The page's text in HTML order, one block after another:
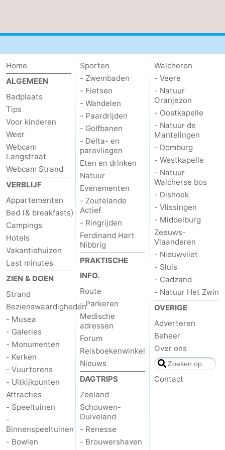
Schouwen
Natuur
Oranjezon
-
Oostkapelle
-
Natuur
de
Mantelingen
-
Domburg
-
Westkapelle
-
Natuur
Walcherse
bos
-
Dishoek
-
Vlissingen
-
Middelburg
Zeeuws-
Vlaanderen
-
Sluis
-
Cadzand
-
Natuur
Het
Weer
Contact
Home
ALGEMEEN
Badplaats
Tips
Voor kinderen
Weer
Webcam
Langstraat
Webcam Strand
VERBLIJF
Appartementen
Bed (& breakfasts)
Campings
Hotels
Vakantiehuizen
Last minutes
ZIEN & DOEN
Strand
Bezienswaardigheden
- Musea
- Galeries
- Monumenten
- Kerken
- Vuurtorens
- Uitkijkpunten
Attracties
- Speeltuinen
-
Binnenspeeltuinen
- Bowlen
Sporten
- Zwembaden
- Fietsen
- Wandelen
- Paardrijden
- Golfbanen
- Delta- en
paravliegen
Eten en drinken
Natuur
Evenementen
- Zoutelande
Actief
- Ringrijden
Ferdinand Hart
Nibbrig
PRAKTISCHE
INFO.
Route
- Parkeren
Medische
adressen
Forum
Reisboekenwinkel
Nieuws
DAGTRIPS
Zeeland
Schouwen-
Duiveland
- Renesse
- Brouwershaven
Walcheren
- Veere
- Natuur
Oranjezon
- Oostkapelle
- Natuur de
Mantelingen
- Domburg
- Westkapelle
- Natuur
Walcherse bos
- Dishoek
- Vlissingen
- Middelburg
Zeeuws-
Vlaanderen
- Nieuwvliet
- Sluis
- Cadzand
- Natuur Het Zwin
OVERIGE
Adverteren
Beheer
Over ons
Contact